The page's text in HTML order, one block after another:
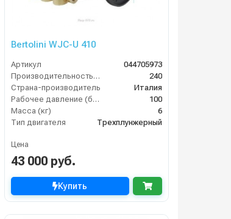
Bertolini WJC-U 410
Артикул
044705973
Производительность (л/ч)
240
Страна-производитель
Италия
Рабочее давление (бар)
100
Масса (кг)
6
Тип двигателя
Трехплунжерный
Цена
43 000 руб.
Купить